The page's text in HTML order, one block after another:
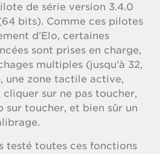
de série version 3.4.0
bits). Comme ces pilotes
d’Elo, certaines
sont prises en charge,
multiples (jusqu’à 32,
une zone tactile active,
sur ne pas toucher,
sur toucher, et bien sûr un
testé toutes ces fonctions